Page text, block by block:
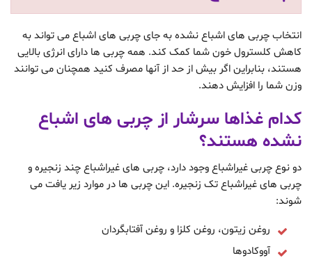
انتخاب چربی های اشباع نشده به جای چربی های اشباع می تواند به
کاهش کلسترول خون شما کمک کند. همه چربی ها دارای انرژی بالایی
هستند، بنابراین اگر بیش از حد از آنها مصرف کنید همچنان می توانند
وزن شما را افزایش دهند.
کدام غذاها سرشار از چربی های اشباع
نشده هستند؟
دو نوع چربی غیراشباع وجود دارد، چربی های غیراشباع چند زنجیره و
چربی های غیراشباع تک زنجیره. این چربی ها در موارد زیر یافت می
شوند:
روغن زیتون، روغن کلزا و روغن آفتابگردان
آووکادوها